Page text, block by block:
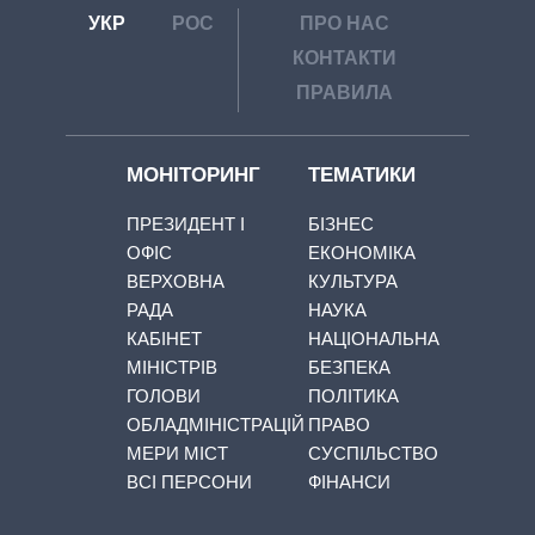
УКР РОС
ПРО НАС
КОНТАКТИ
ПРАВИЛА
МОНІТОРИНГ
ПРЕЗИДЕНТ І
ОФІС
ВЕРХОВНА
РАДА
КАБІНЕТ
МІНІСТРІВ
ГОЛОВИ
ОБЛАДМІНІСТРАЦІЙ
МЕРИ МІСТ
ВСІ ПЕРСОНИ
ТЕМАТИКИ
БІЗНЕС
ЕКОНОМІКА
КУЛЬТУРА
НАУКА
НАЦІОНАЛЬНА
БЕЗПЕКА
ПОЛІТИКА
ПРАВО
СУСПІЛЬСТВО
ФІНАНСИ